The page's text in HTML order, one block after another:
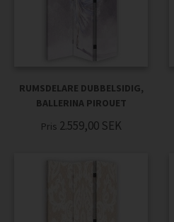
RUMSDELARE DUBBELSIDIG,
BALLERINA PIROUET
Pris 2.559,00 SEK